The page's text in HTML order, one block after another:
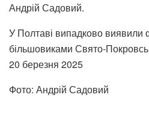
Андрій Садовий.
У Полтаві випадково виявили
більшовиками Свято-
20 березня 2025
Фото: Андрій Садовий